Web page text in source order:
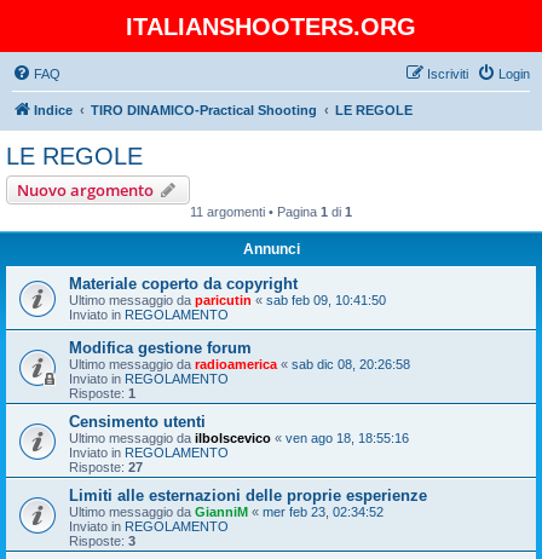
ITALIANSHOOTERS.ORG
FAQ Login
Iscriviti
Indice TIRO DINAMICO-Practical Shooting LE REGOLE
LE REGOLE
Nuovo argomento
11 argomenti • Pagina 1 di 1
Annunci
Materiale coperto da copyright
Ultimo messaggio da paricutin « sab feb 09, 10:41:50
Inviato in REGOLAMENTO
Modifica gestione forum
Ultimo messaggio da radioamerica « sab dic 08, 20:26:58
Inviato in REGOLAMENTO
Risposte: 1
Censimento utenti
Ultimo messaggio da ilbolscevico « ven ago 18, 18:55:16
Inviato in REGOLAMENTO
Risposte: 27
Limiti alle esternazioni delle proprie esperienze
Ultimo messaggio da GianniM « mer feb 23, 02:34:52
Inviato in REGOLAMENTO
Risposte: 3